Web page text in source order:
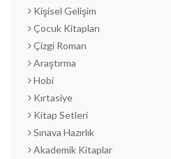
Kişisel Gelişim
Çocuk Kitapları
Çizgi Roman
Araştırma
Hobi
Kırtasiye
Kitap Setleri
Sınava Hazırlık
Akademik Kitaplar